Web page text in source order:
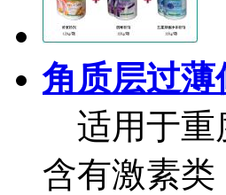
角质层过
适用于重
含有激素